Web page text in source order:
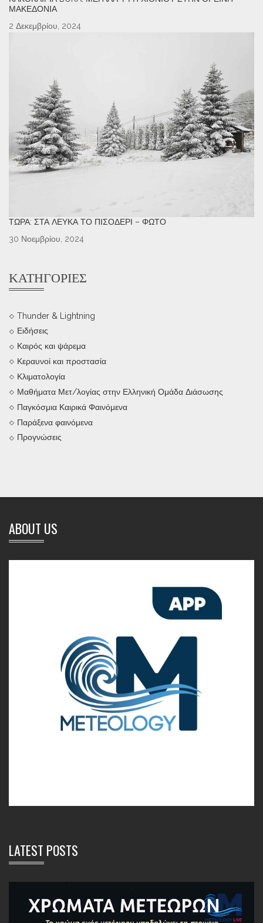
ΜΑΚΕΔΟΝΊΑ
2 Δεκεμβρίου, 2024
ΤΏΡΑ: ΣΤΑ ΛΕΥΚΆ ΤΟ ΠΙΣΟΔΈΡΙ – ΦΩΤΌ
30 Νοεμβρίου, 2024
ΚΑΤΗΓΟΡΊΕΣ
Thunder & Lightning
Ειδήσεις
Καιρός και ψάρεμα
Κεραυνοί και προστασία
Κλιματολογία
Μαθήματα Μετ/λογίας στην Ελληνική Ομάδα Διάσωσης
Παγκόσμια Καιρικά Φαινόμενα
Παράξενα φαινόμενα
Προγνώσεις
ABOUT US
LATEST POSTS